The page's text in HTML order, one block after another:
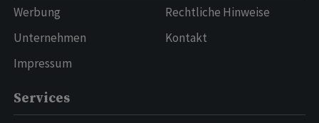
Werbung
Unternehmen
Impressum
Rechtliche Hinweise
Kontakt
Services